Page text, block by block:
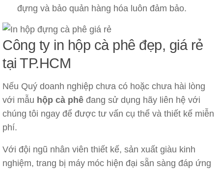
đựng và bảo quản hàng hóa luôn đảm bảo.
Công ty in hộp cà phê đẹp, giá rẻ
tại TP.HCM
Nếu Quý doanh nghiệp chưa có hoặc chưa hài lòng
với mẫu hộp cà phê đang sử dụng hãy liên hệ với
chúng tôi ngay để được tư vấn cụ thể và thiết kế miễn
phí.
Với đội ngũ nhân viên thiết kế, sản xuất giàu kinh
nghiệm, trang bị máy móc hiện đại sẵn sàng đáp ứng